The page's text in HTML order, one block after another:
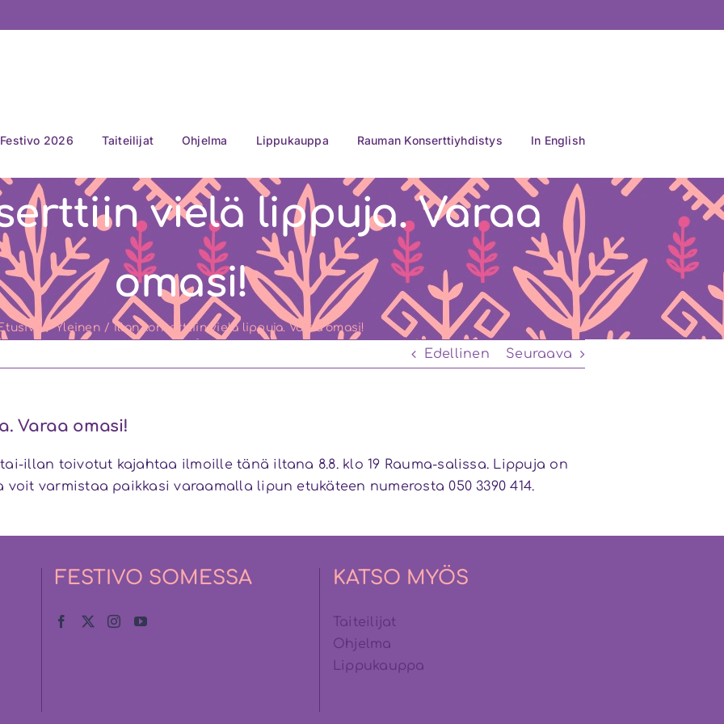
Festivo 2026 Taiteilijat Ohjelma Lippukauppa Rauman Konserttiyhdistys In English
vielä lippuja. Varaa
omasi!
Yleinen Illan konserttiin vielä lippuja. Varaa omasi!
Edellinen Seuraava
Varaa omasi!
illan toivotut kajahtaa ilmoille tänä iltana 8.8. klo 19 Rauma-salissa. Lippuja on
varmistaa paikkasi varaamalla lipun etukäteen numerosta 050 3390 414.
FESTIVO SOMESSA KATSO MYÖS
Taiteilijat
Ohjelma
Lippukauppa